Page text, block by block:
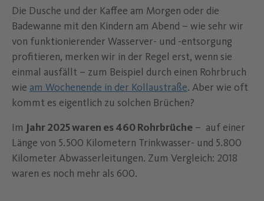
Die Dusche und der Kaffee am Morgen oder die
Badewanne mit den Kindern am Abend – wie sehr wir
von funktionierender Wasserver- und -entsorgung
profitieren, merken wir in der Regel erst, wenn sie
einmal ausfällt – zum Beispiel durch einen Rohrbruch
wie am Wochenende in der Kollaustraße. Aber wie oft
kommt es eigentlich zu solchen Brüchen?
Im Jahr 2025 waren es 460 Rohrbrüche – auf einer
Länge von 5.500 Kilometern Trinkwasser- und 5.800
Kilometer Abwasserleitungen. Zum Vergleich: 2018
waren es noch mehr als 600.